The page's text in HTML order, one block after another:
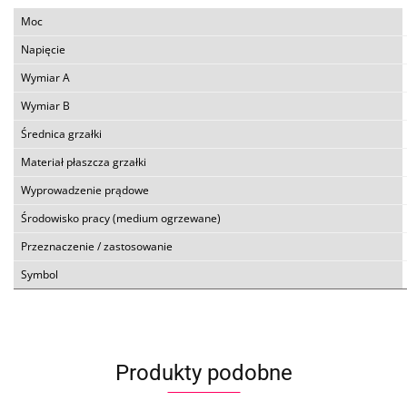
Moc
Napięcie
Wymiar A
Wymiar B
Średnica grzałki
Materiał płaszcza grzałki
Wyprowadzenie prądowe
Środowisko pracy (medium ogrzewane)
Przeznaczenie / zastosowanie
Symbol
Produkty podobne